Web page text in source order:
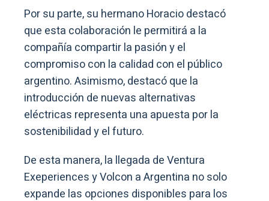
Por su parte, su hermano Horacio destacó
que esta colaboración le permitirá a la
compañía compartir la pasión y el
compromiso con la calidad con el público
argentino. Asimismo, destacó que la
introducción de nuevas alternativas
eléctricas representa una apuesta por la
sostenibilidad y el futuro.
De esta manera, la llegada de Ventura
Exeperiences y Volcon a Argentina no solo
expande las opciones disponibles para los